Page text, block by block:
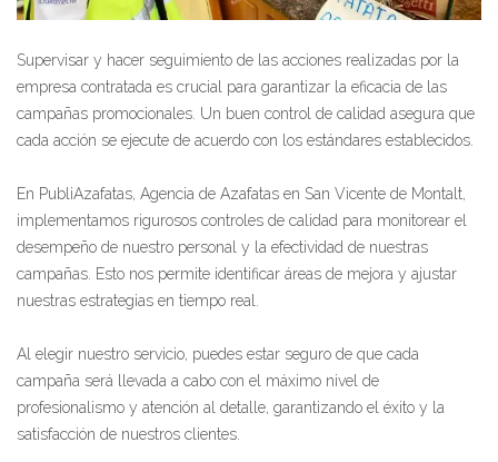
Supervisar y hacer seguimiento de las acciones realizadas por la
empresa contratada es crucial para garantizar la eficacia de las
campañas promocionales. Un buen control de calidad asegura que
cada acción se ejecute de acuerdo con los estándares establecidos.
En PubliAzafatas, Agencia de Azafatas en San Vicente de Montalt,
implementamos rigurosos controles de calidad para monitorear el
desempeño de nuestro personal y la efectividad de nuestras
campañas. Esto nos permite identificar áreas de mejora y ajustar
nuestras estrategias en tiempo real.
Al elegir nuestro servicio, puedes estar seguro de que cada
campaña será llevada a cabo con el máximo nivel de
profesionalismo y atención al detalle, garantizando el éxito y la
satisfacción de nuestros clientes.